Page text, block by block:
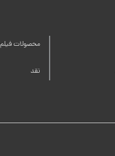
محصولات
نقد